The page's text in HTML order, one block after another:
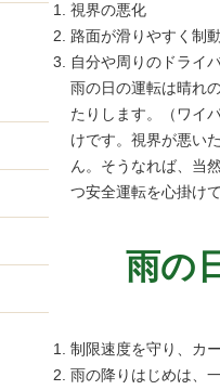
視界の悪化
路面が滑りやすく制
自分や周りのドライ
雨の日の運転は晴れ
たりします。（ワイ
けです。視界が悪い
ん。そうなれば、当
つ安全運転を心掛け
雨の
制限速度を守り、カ
雨の降りはじめは、